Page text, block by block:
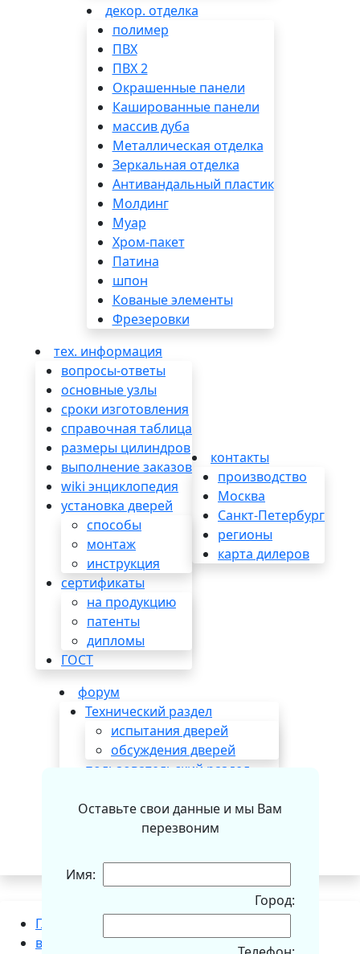
Оставьте свои данные и мы Вам
перезвоним
Имя:
Город:
декор. отделка
полимер
ПВХ
ПВХ 2
Окрашенные панели
Кашированные панели
массив дуба
Металлическая отделка
Зеркальная отделка
Антивандальный пластик
Молдинг
Муар
Хром-пакет
Патинa
шпон
Кованые элементы
Фрезеровки
тех. информация
вопросы-ответы
основные узлы
сроки изготовления
справочная таблица
размеры цилиндров
выполнение заказов
wiki энциклопедия
установка дверей
способы
монтаж
инструкция
сертификаты
на продукцию
патенты
дипломы
ГОСТ
контакты
производство
Москва
Санкт-Петербург
регионы
карта дилеров
форум
Технический раздел
испытания дверей
обсуждения дверей
пользовательский раздел
вопросы по заказу
акции и спецпредложения
Главная
вопросы-ответы